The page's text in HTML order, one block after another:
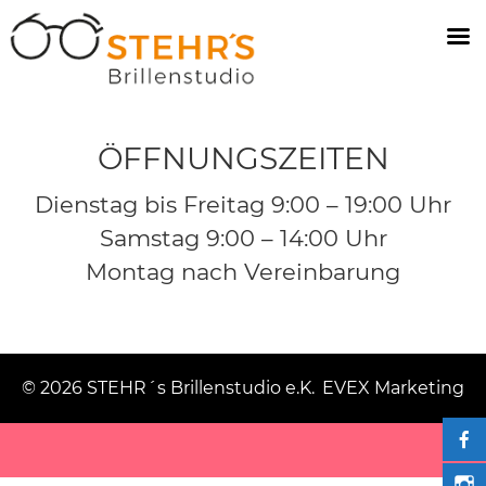
ÖFFNUNGSZEITEN
Dienstag bis Freitag 9:00 – 19:00 Uhr
Samstag 9:00 – 14:00 Uhr
Montag nach Vereinbarung
© 2026 STEHR´s Brillenstudio e.K. EVEX Marketing